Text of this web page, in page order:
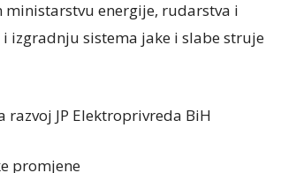
energije, rudarstva i
izgradnju sistema jake i slabe struje
razvoj JP Elektroprivreda BiH
promjene